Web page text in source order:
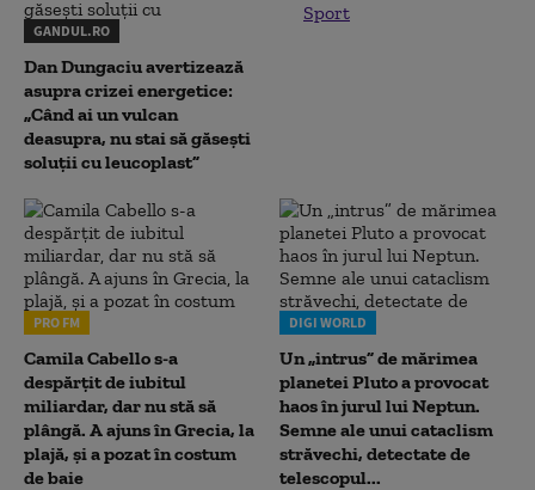
GANDUL.RO
Dan Dungaciu avertizează
asupra crizei energetice:
„Când ai un vulcan
deasupra, nu stai să găsești
soluții cu leucoplast”
Sport
PRO FM
Camila Cabello s-a
despărțit de iubitul
miliardar, dar nu stă să
plângă. A ajuns în Grecia, la
plajă, și a pozat în costum
de baie
DIGI WORLD
Un „intrus” de mărimea
planetei Pluto a provocat
haos în jurul lui Neptun.
Semne ale unui cataclism
străvechi, detectate de
telescopul...